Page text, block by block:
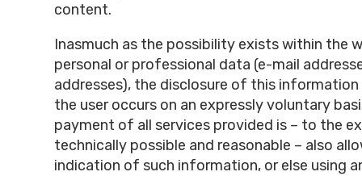
content.
Inasmuch as the possibility exists within the
personal or professional data (e-mail
addresses), the disclosure of this
the user occurs on an expressly voluntary
payment of all services provided is – to the
technically possible and reasonable – also
indication of such information, or else using